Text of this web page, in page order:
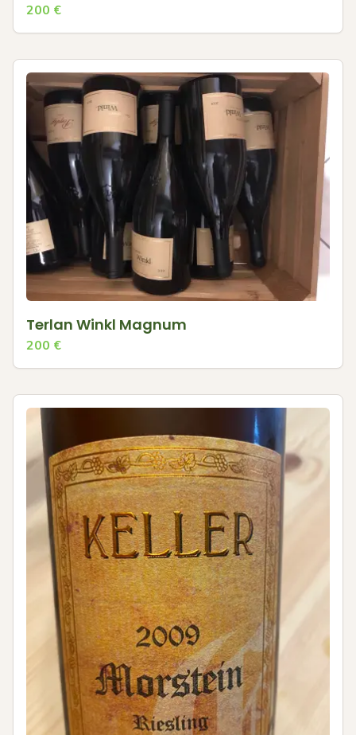
200 €
Terlan Winkl Magnum
200 €